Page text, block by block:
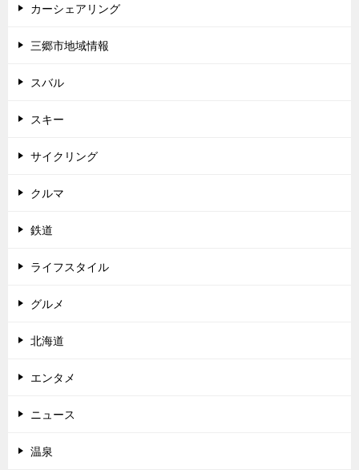
カーシェアリング
三郷市地域情報
スバル
スキー
サイクリング
クルマ
鉄道
ライフスタイル
グルメ
北海道
エンタメ
ニュース
温泉